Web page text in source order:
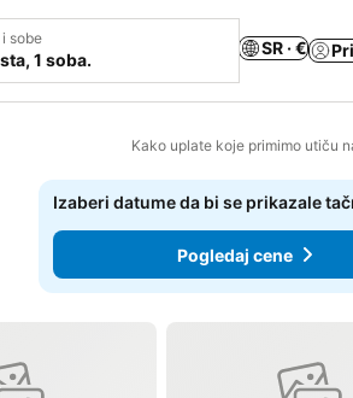
sobe
1 soba.
SR · €
Kako uplate koje primimo utiču
u favorite
Izaberi datume da bi se prikazale
Pogledaj cene